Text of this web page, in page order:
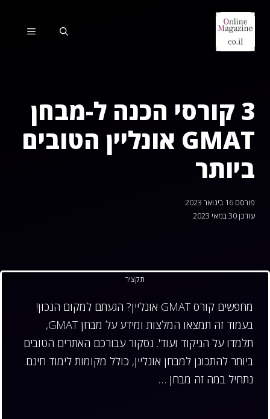
לדלג
לתוכן
תפריט
3 קורסי הכנה ל-מבחן
GMAT אונליין הטובים
ביותר
פורסם 16 בינואר 2023
עודכן30 במאי 2023
תקציר
מחפשים קורס GMAT אונליין? הגעתם למקום הנכון!
בעמוד זה תמצאו המלצות ומידע על מבחן GMAT,
תלמדו על הניקוד ועוד'. נסקור עבורכם האתרים הטובים
ביותר להתכונן למבחן אונליין, כולל מקומות לימוד חינם.
נתחיל במה זה מבחן …